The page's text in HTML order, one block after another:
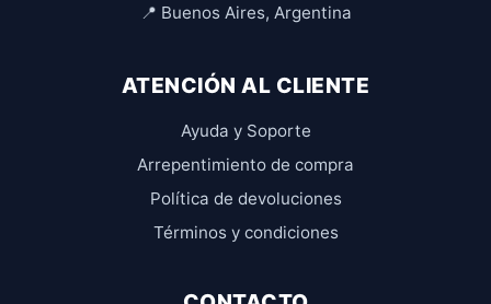
📍 Buenos Aires, Argentina
ATENCIÓN AL CLIENTE
Ayuda y Soporte
Arrepentimiento de compra
Política de devoluciones
Términos y condiciones